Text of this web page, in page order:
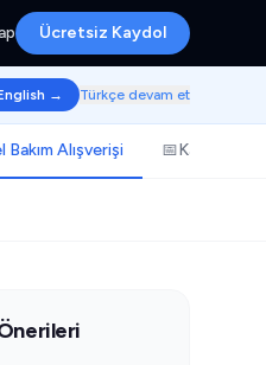
Ücretsiz Kaydol
→ Türkçe devam et
Alışverişi 📅Kampanya